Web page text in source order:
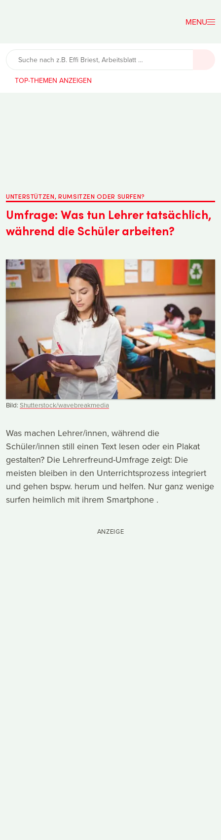
Lehrerfreund
TOP-THEMEN
UNTERSTÜTZEN, RUMSITZEN ODER SURFEN?
Umfrage: Was tun Lehrer tatsächlich,
während die Schüler arbeiten?
Bild:Shutterstock/wavebreakmedia
Was machen Lehrer/innen, während die
Schüler/innen still einen Text lesen oder ein Plakat
gestalten? Die Lehrerfreund-Umfrage zeigt: Die
meisten bleiben in den Unterrichtsprozess integriert
und gehen bspw. herum und helfen. Nur ganz wenige
surfen heimlich mit ihrem Smartphone .
ANZEIGE